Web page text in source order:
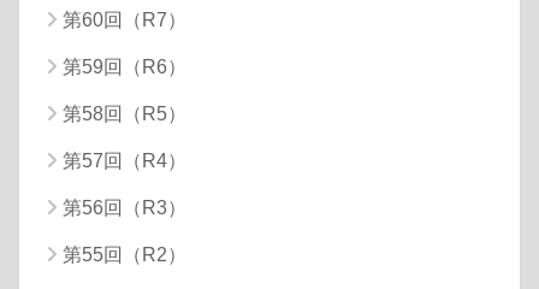
第60回（R7）
第59回（R6）
第58回（R5）
第57回（R4）
第56回（R3）
第55回（R2）